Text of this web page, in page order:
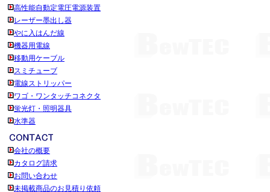
高性能自動定電圧電源装置
レーザー墨出し器
やに入はんだ線
機器用電線
移動用ケーブル
スミチューブ
電線ストリッパー
ワゴ・ワンタッチコネクタ
蛍光灯・照明器具
水準器
会社の概要
カタログ請求
お問い合わせ
未掲載商品のお見積り依頼